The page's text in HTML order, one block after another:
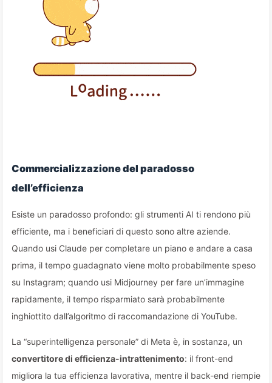
Commercializzazione del paradosso
dell’efficienza
Esiste un paradosso profondo: gli strumenti AI ti rendono più
efficiente, ma i beneficiari di questo sono altre aziende.
Quando usi Claude per completare un piano e andare a casa
prima, il tempo guadagnato viene molto probabilmente speso
su Instagram; quando usi Midjourney per fare un’immagine
rapidamente, il tempo risparmiato sarà probabilmente
inghiottito dall’algoritmo di raccomandazione di YouTube.
La “superintelligenza personale” di Meta è, in sostanza, un
convertitore di efficienza-intrattenimento: il front-end
migliora la tua efficienza lavorativa, mentre il back-end riempie